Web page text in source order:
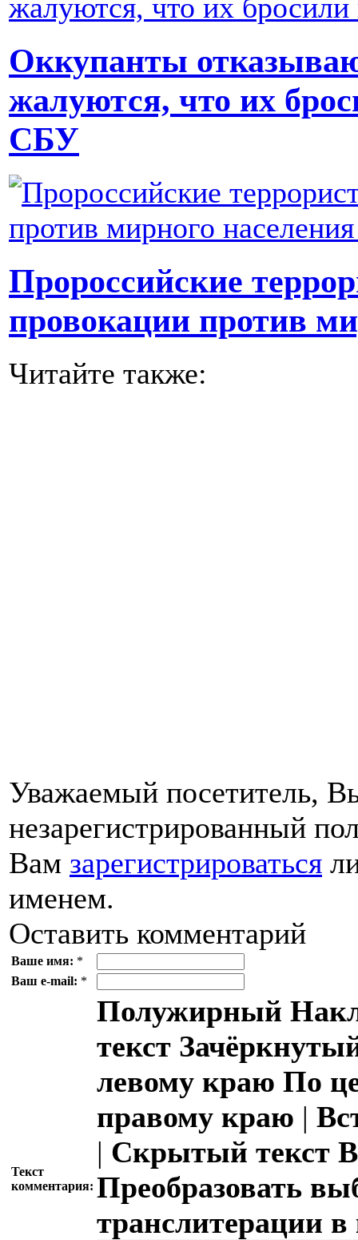
Оккупанты
жалуются, что их
СБУ
Пророссийские
провокации против
Читайте также:
Уважаемый посетитель,
незарегистрированный
Вам зарегистрироваться
именем.
Оставить комментарий
Ваше имя: *
Ваш e-mail: *
Текст
комментария:
Полужирный
текст
левому краю По
правому краю |
| Скрытый текст
Преобразовать
транслитерации